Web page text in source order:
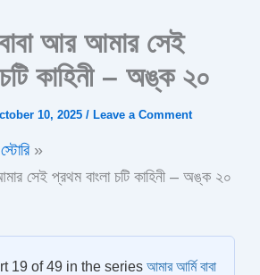
আর আমার সেই
কাহিনী – অঙ্ক ২০
10, 2025 / Leave a Comment
সেই প্রথম বাংলা চটি কাহিনী – অঙ্ক ২০
19 of 49 in the series আমার আর্মি বাবা